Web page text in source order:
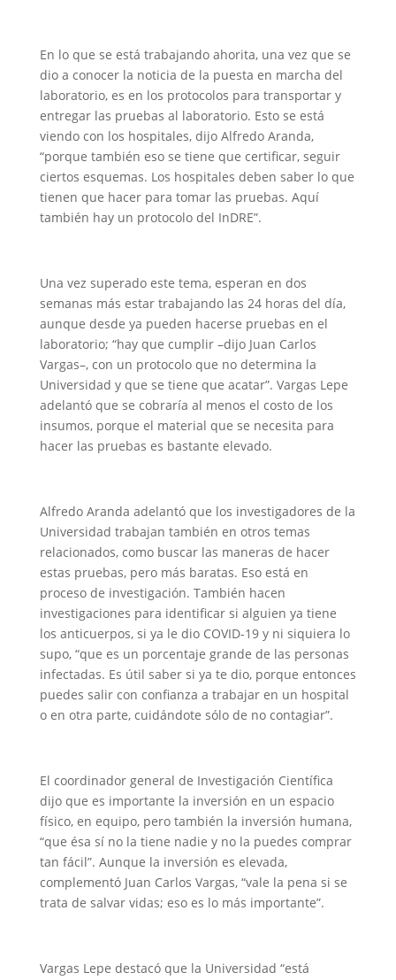
En lo que se está trabajando ahorita, una vez que se
dio a conocer la noticia de la puesta en marcha del
laboratorio, es en los protocolos para transportar y
entregar las pruebas al laboratorio. Esto se está
viendo con los hospitales, dijo Alfredo Aranda,
“porque también eso se tiene que certificar, seguir
ciertos esquemas. Los hospitales deben saber lo que
tienen que hacer para tomar las pruebas. Aquí
también hay un protocolo del InDRE”.
Una vez superado este tema, esperan en dos
semanas más estar trabajando las 24 horas del día,
aunque desde ya pueden hacerse pruebas en el
laboratorio; “hay que cumplir –dijo Juan Carlos
Vargas–, con un protocolo que no determina la
Universidad y que se tiene que acatar”. Vargas Lepe
adelantó que se cobraría al menos el costo de los
insumos, porque el material que se necesita para
hacer las pruebas es bastante elevado.
Alfredo Aranda adelantó que los investigadores de la
Universidad trabajan también en otros temas
relacionados, como buscar las maneras de hacer
estas pruebas, pero más baratas. Eso está en
proceso de investigación. También hacen
investigaciones para identificar si alguien ya tiene
los anticuerpos, si ya le dio COVID-19 y ni siquiera lo
supo, “que es un porcentaje grande de las personas
infectadas. Es útil saber si ya te dio, porque entonces
puedes salir con confianza a trabajar en un hospital
o en otra parte, cuidándote sólo de no contagiar”.
El coordinador general de Investigación Científica
dijo que es importante la inversión en un espacio
físico, en equipo, pero también la inversión humana,
“que ésa sí no la tiene nadie y no la puedes comprar
tan fácil”. Aunque la inversión es elevada,
complementó Juan Carlos Vargas, “vale la pena si se
trata de salvar vidas; eso es lo más importante”.
Vargas Lepe destacó que la Universidad “está